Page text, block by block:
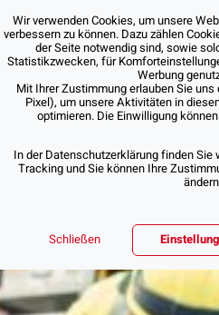
Wir verwenden Cookies, um unsere
verbessern zu können. Dazu zählen
der Seite notwendig sind, sowie
Statistikzwecken, für
Werbung
Mit Ihrer Zustimmung erlauben Sie
Pixel), um unsere Aktivitäten in
optimieren. Die Einwilligung
In der Datenschutzerklärung finden
Tracking und Sie können Ihre
Schließen